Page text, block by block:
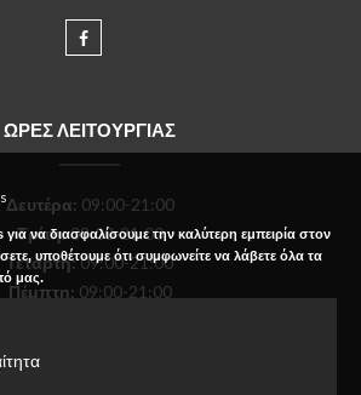
ΩΡΕΣ ΛΕΙΤΟΥΡΓΙΑΣ
Δευτέρα: 09:00-21:00
Τρίτη:09:00-21:00
Τετάρτη:09:00-21:00
Πέμπτη: 09:00-21:00
να διασφαλίσουμε την καλύτερη εμπειρία στον
υποθέτουμε ότι συμφωνείτε να λάβετε όλα τα
μας.